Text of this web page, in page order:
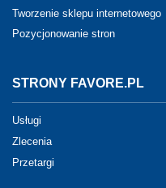
Tworzenie sklepu internetowego
Pozycjonowanie stron
STRONY FAVORE.PL
Usługi
Zlecenia
Przetargi